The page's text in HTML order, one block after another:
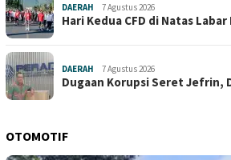
DAERAH 7 Agustus 2026
Hari Kedua CFD di Natas
DAERAH 7 Agustus 2026
Dugaan Korupsi Seret Jefrin,
OTOMOTIF